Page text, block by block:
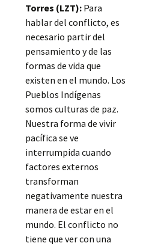
Torres (LZT): Para
hablar del conflicto, es
necesario partir del
pensamiento y de las
formas de vida que
existen en el mundo. Los
Pueblos Indígenas
somos culturas de paz.
Nuestra forma de vivir
pacífica se ve
interrumpida cuando
factores externos
transforman
negativamente nuestra
manera de estar en el
mundo. El conflicto no
tiene que ver con una